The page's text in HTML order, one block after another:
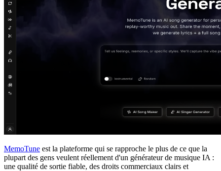
MemoTune est la plateforme qui se rapproche le plus de ce que la
plupart des gens veulent réellement d'un générateur de musique IA :
une qualité de sortie fiable, des droits commerciaux clairs et